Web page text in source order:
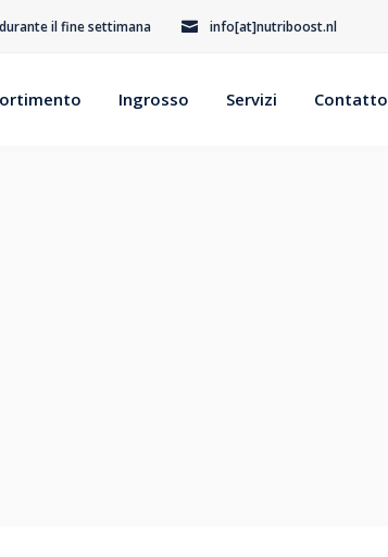
il fine settimana info[at]nutriboost.nl
Ingrosso Servizi Contatto